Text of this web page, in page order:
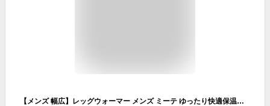
【メンズ 幅広】レッグウォーマー メンズ ミーテ ゆったり快適保温（40cm） 男性用 mite みーて ふくらはぎ 冷え対策 睡眠 保温 温め 健康グッズ 太い 大きいサイズ ソックス 靴下 足がむくむ 足がつる こむら返り 紳士用 プレゼント ギフト 日本製